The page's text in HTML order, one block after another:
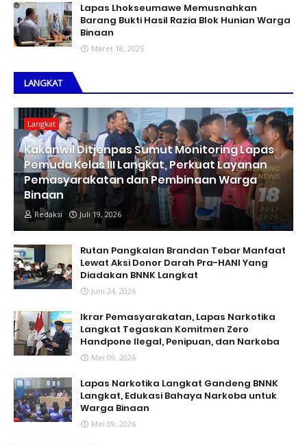
Lapas Lhokseumawe Memusnahkan
Barang Bukti Hasil Razia Blok Hunian Warga
Binaan
Maret 18, 2025
LANGKAT
Langkat
Kakanwil Ditjenpas Sumut Monitoring Lapas
Pemuda Kelas III Langkat, Perkuat Layanan
Pemasyarakatan dan Pembinaan Warga
Binaan
Redaksi Juli 19, 2026
Rutan Pangkalan Brandan Tebar Manfaat
Lewat Aksi Donor Darah Pra-HANI Yang
Diadakan BNNK Langkat
Juni 24, 2026
Ikrar Pemasyarakatan, Lapas Narkotika
Langkat Tegaskan Komitmen Zero
Handpone llegal, Penipuan, dan Narkoba
Mei 09, 2026
Lapas Narkotika Langkat Gandeng BNNK
Langkat, Edukasi Bahaya Narkoba untuk
Warga Binaan
Mei 09, 2026